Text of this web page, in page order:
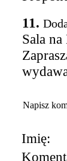
11.
Sala
Napisz
Imię: